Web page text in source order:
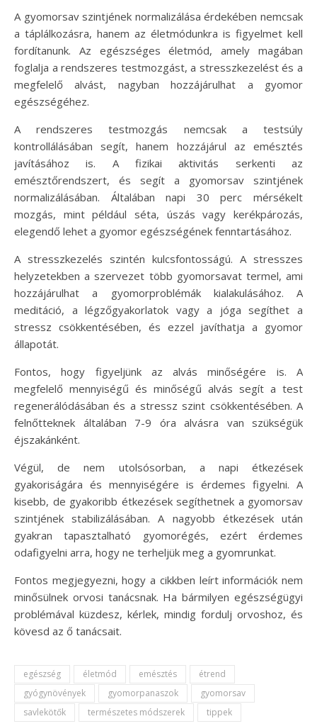
A gyomorsav szintjének normalizálása érdekében nemcsak
a táplálkozásra, hanem az életmódunkra is figyelmet kell
fordítanunk. Az egészséges életmód, amely magában
foglalja a rendszeres testmozgást, a stresszkezelést és a
megfelelő alvást, nagyban hozzájárulhat a gyomor
egészségéhez.
A rendszeres testmozgás nemcsak a testsúly
kontrollálásában segít, hanem hozzájárul az emésztés
javításához is. A fizikai aktivitás serkenti az
emésztőrendszert, és segít a gyomorsav szintjének
normalizálásában. Általában napi 30 perc mérsékelt
mozgás, mint például séta, úszás vagy kerékpározás,
elegendő lehet a gyomor egészségének fenntartásához.
A stresszkezelés szintén kulcsfontosságú. A stresszes
helyzetekben a szervezet több gyomorsavat termel, ami
hozzájárulhat a gyomorproblémák kialakulásához. A
meditáció, a légzőgyakorlatok vagy a jóga segíthet a
stressz csökkentésében, és ezzel javíthatja a gyomor
állapotát.
Fontos, hogy figyeljünk az alvás minőségére is. A
megfelelő mennyiségű és minőségű alvás segít a test
regenerálódásában és a stressz szint csökkentésében. A
felnőtteknek általában 7-9 óra alvásra van szükségük
éjszakánként.
Végül, de nem utolsósorban, a napi étkezések
gyakoriságára és mennyiségére is érdemes figyelni. A
kisebb, de gyakoribb étkezések segíthetnek a gyomorsav
szintjének stabilizálásában. A nagyobb étkezések után
gyakran tapasztalható gyomorégés, ezért érdemes
odafigyelni arra, hogy ne terheljük meg a gyomrunkat.
Fontos megjegyezni, hogy a cikkben leírt információk nem
minősülnek orvosi tanácsnak. Ha bármilyen egészségügyi
problémával küzdesz, kérlek, mindig fordulj orvoshoz, és
kövesd az ő tanácsait.
egészség életmód emésztés
étrend
gyógynövények
gyomorpanaszok
gyomorsav
savlekötők
természetes módszerek tippek